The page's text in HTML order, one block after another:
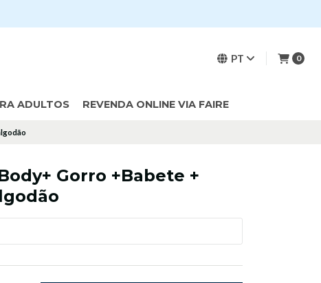
PT 0
ADULTOS REVENDA ONLINE VIA FAIRE
Gorro +Babete +